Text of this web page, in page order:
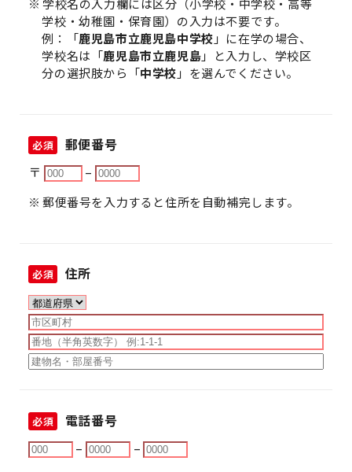
学校名の入力欄には区分（小学校・中学校・高等
学校・幼稚園・保育園）の入力は不要です。
例：「鹿児島市立鹿児島中学校 」に在学の場合、
学校名は「鹿児島市立鹿児島」と入力し、学校区
分の選択肢から「中学校 」を選んでください。
必須
郵便番号
〒
–
郵便番号を入力すると住所を自動補完します。
必須 住所
必須
電話番号
–
–